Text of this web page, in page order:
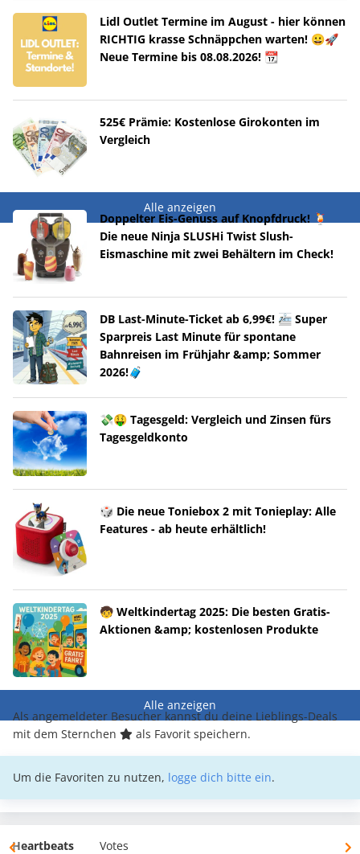
Lidl Outlet Termine im August - hier können
RICHTIG krasse Schnäppchen warten! 😀🚀
Neue Termine bis 08.08.2026! 📆
525€ Prämie: Kostenlose Girokonten im
Vergleich
Alle anzeigen
Doppelter Eis-Genuss auf Knopfdruck! 🍹
Die neue Ninja SLUSHi Twist Slush-
Eismaschine mit zwei Behältern im Check!
DB Last-Minute-Ticket ab 6,99€! 🚈 Super
Sparpreis Last Minute für spontane
Bahnreisen im Frühjahr &amp; Sommer
2026!🧳
💸🤑 Tagesgeld: Vergleich und Zinsen fürs
Tagesgeldkonto
🎲 Die neue Toniebox 2 mit Tonieplay: Alle
Features - ab heute erhältlich!
🧒 Weltkindertag 2025: Die besten Gratis-
Aktionen &amp; kostenlosen Produkte
Alle anzeigen
Als angemeldeter Besucher kannst du deine Lieblings-Deals
mit dem Sternchen
als Favorit speichern.
Um die Favoriten zu nutzen, logge dich bitte ein.
Heartbeats Votes